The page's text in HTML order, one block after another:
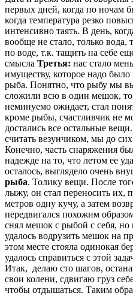
первых дней, когда по ночам
когда температура резко
интенсивно таять. В день,
вообще не стало, только
по воде, т.к. тащить на себе
смысла Третья: нас стало
имуществу, которое надо
рыба. Понятно, что рыбу мы
сложили всю в один мешок,
неминуемо ожидает, стал
кроме рыбы, счастливчик не
достались все остальные
считать везунчиком, мы до
Конечно, часть снаряжения
надежде на то, что летом ее
осталось, выглядело очень
рыба. Толику вещи. После
лыжу, он стал переносить их,
метров одну кучу, а затем
передвигался похожим
снял мешок с рыбой с себя,
удалось водрузить мешок на
этом месте стояла одинокая
удалось справиться с этой
Итак, делаю сто шагов,
свои колени, сдвигаю груз
чтобы отдышаться. Таким